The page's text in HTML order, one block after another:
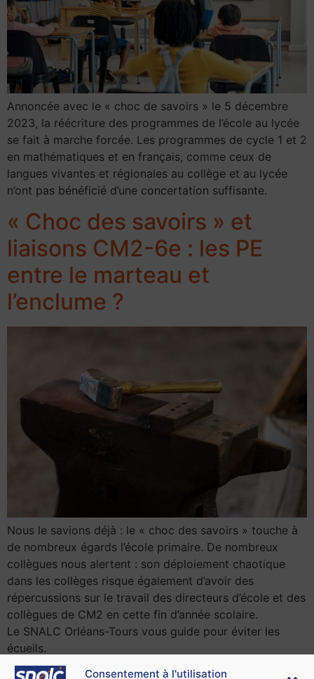
Consentement à l'utilisation
Annoncée avec le « choc de savoirs » le 5 décembre
2023, la réécriture des programmes de l’école au lycée
se fait à marche forcée. Les programmes de cycle 1 et 2
en mathématiques et en français, comme ceux de
langues vivantes et régionales au collège et au lycée
n’ont pas bénéficié d’une concertation suffisante.
« Choc des savoirs » et
liaisons CM2-6e : les PE
entre le marteau et
l’enclume ?
Nous le savions déjà : le « choc des savoirs » touche à
de nombreux égards l’école primaire. De nombreux
collègues nous alertent : son déploiement chaotique
dans les collèges risque également d’avoir des
répercussions sur le travail des directeurs d’école et des
collègues de CM2 en cette fin d’année scolaire.
Le SNALC Orléans-Tours vous guide pour éviter les
écueils.